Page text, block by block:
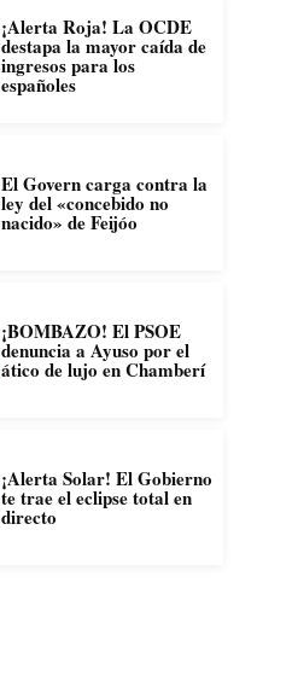
¡Alerta Roja! La OCDE
destapa la mayor caída de
ingresos para los
españoles
El Govern carga contra la
ley del «concebido no
nacido» de Feijóo
¡BOMBAZO! El PSOE
denuncia a Ayuso por el
ático de lujo en Chamberí
¡Alerta Solar! El Gobierno
te trae el eclipse total en
directo